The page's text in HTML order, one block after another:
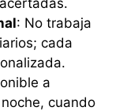
: No trabaja
cada
a
cuando